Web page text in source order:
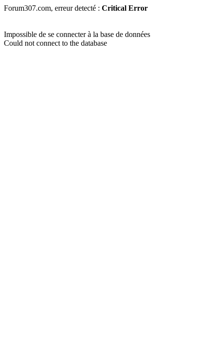
Forum307.com, erreur detecté : Critical Error
Impossible de se connecter à la base de données
Could not connect to the database